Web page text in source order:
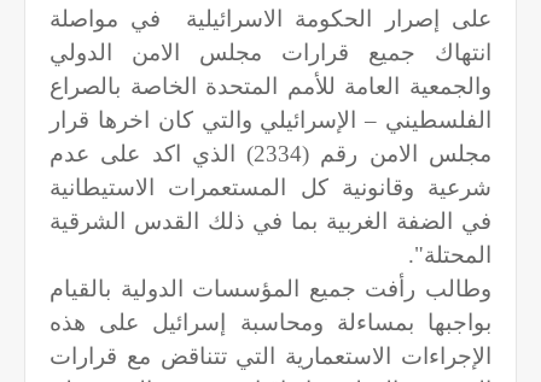
على إصرار الحكومة الاسرائيلية في مواصلة
انتهاك جميع قرارات مجلس الامن الدولي
والجمعية العامة للأمم المتحدة الخاصة بالصراع
الفلسطيني – الإسرائيلي والتي كان اخرها قرار
مجلس الامن رقم (2334) الذي اكد على عدم
شرعية وقانونية كل المستعمرات الاستيطانية
في الضفة الغربية بما في ذلك القدس الشرقية
المحتلة".
وطالب رأفت جميع المؤسسات الدولية بالقيام
بواجبها بمساءلة ومحاسبة إسرائيل على هذه
الإجراءات الاستعمارية التي تتناقض مع قرارات